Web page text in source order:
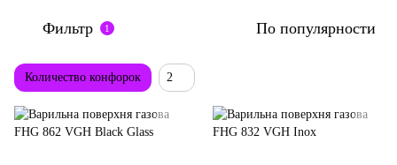
Фильтр 1 По популярности
Количество конфорок 2